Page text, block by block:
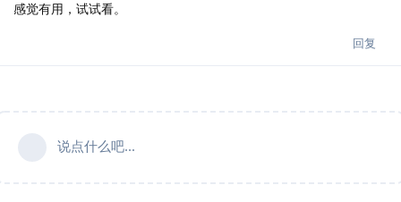
感觉有用，试试看。
回复
说点什么吧...